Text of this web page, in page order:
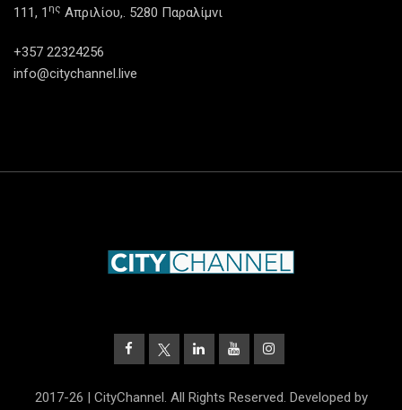
111, 1 ης Απριλίου,. 5280 Παραλίμνι
+357 22324256
info@citychannel.live
2017-26 | CityChannel. All Rights Reserved. Developed by